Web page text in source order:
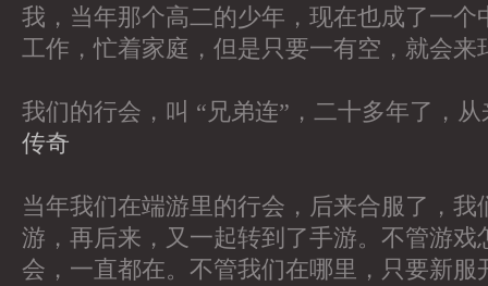
我，当年那个高二的少年，现在也成了一个
工作，忙着家庭，但是只要一有空，就会来
我们的行会，叫 “兄弟连”，二十多年了，
传奇
当年我们在端游里的行会，后来合服了，我
游，再后来，又一起转到了手游。不管游戏
会，一直都在。不管我们在哪里，只要新服